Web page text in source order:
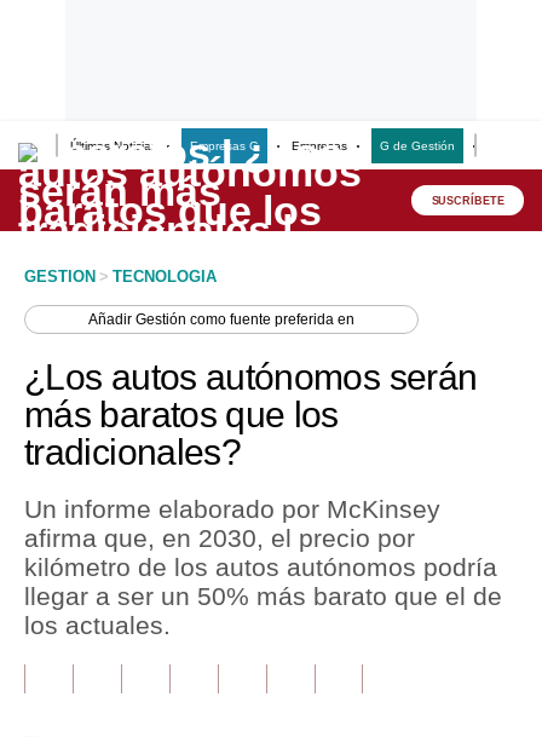
Últimas Noticias Empresas G Empresas G de Gestión
Lo último
Peru Quiosco
Economía
Mercados
Política
Tu Dinero
Finanzas Personales
SUSCRÍBETE
GESTION > TECNOLOGIA
AñadirGestión como fuente preferida en
¿Los autos autónomos serán
más baratos que los
tradicionales?
Un informe elaborado por McKinsey
afirma que, en 2030, el precio por
kilómetro de los autos autónomos podría
llegar a ser un 50% más barato que el de
los actuales.